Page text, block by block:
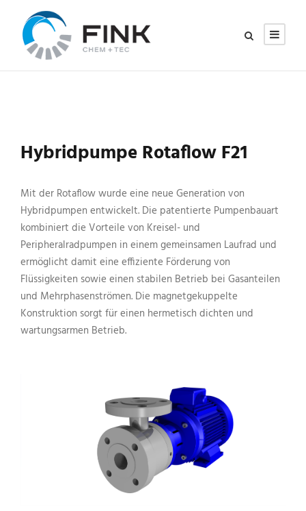
Hybridpumpe Rotaflow F21
Mit der Rotaflow wurde eine neue Generation von
Hybridpumpen entwickelt. Die patentierte Pumpenbauart
kombiniert die Vorteile von Kreisel- und
Peripheralradpumpen in einem gemeinsamen Laufrad und
ermöglicht damit eine effiziente Förderung von
Flüssigkeiten sowie einen stabilen Betrieb bei Gasanteilen
und Mehrphasenströmen. Die magnetgekuppelte
Konstruktion sorgt für einen hermetisch dichten und
wartungsarmen Betrieb.